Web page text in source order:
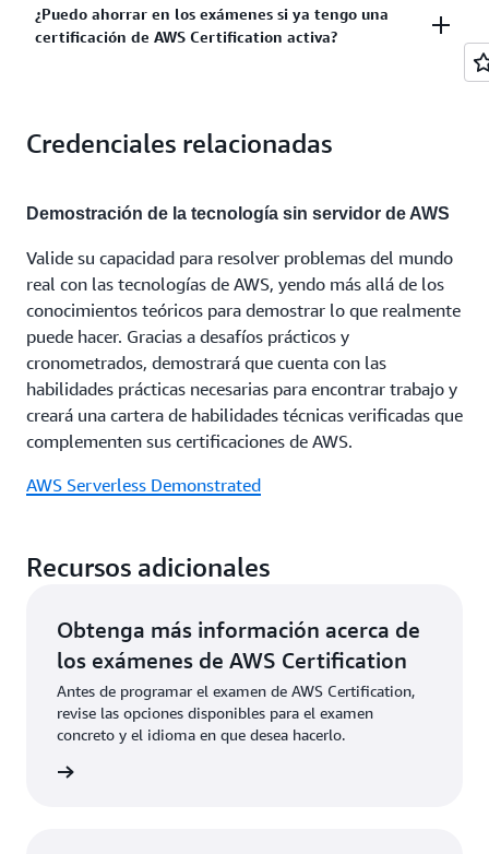
Certified Cloud Practitioner para adquirir
conocimientos básicos sobre la nube de AWS antes
para avanzar más en funciones como la de
arquitecto de soluciones. Los profesionales en la
Consulte lasrutas de AWS Certification
Certification.
Esta certificación tiene una validez de 3 años. Antes
de que venza la certificación, podrá volver a
certificar automáticamente esta certificación de
¿Puedo ahorrar en los exámenes si ya tengo una
certificación de AWS Certification activa?
obtendrá un 50 % de descuento en su siguiente
Certification.
Credenciales relacionadas
Demostración de la tecnología sin servidor de AWS
Valide su capacidad para resolver problemas del mundo
real con las tecnologías de AWS, yendo más allá de los
conocimientos teóricos para demostrar lo que realmente
puede hacer. Gracias a desafíos prácticos y
cronometrados, demostrará que cuenta con las
habilidades prácticas necesarias para encontrar trabajo y
creará una cartera de habilidades técnicas verificadas que
complementen sus certificaciones de AWS.
AWS Serverless Demonstrated
Recursos adicionales
Obtenga más información acerca de
los exámenes de AWS Certification
Antes de programar el examen de AWS Certification,
revise las opciones disponibles para el examen
concreto y el idioma en que desea hacerlo.